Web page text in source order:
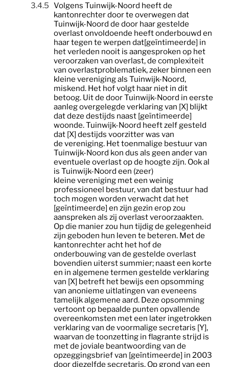
3.4.5 Volgens Tuinwijk-Noord heeft de
kantonrechter door te overwegen dat
Tuinwijk-Noord de door haar gestelde
overlast onvoldoende heeft onderbouwd en
haar tegen te werpen dat[geïntimeerde] in
het verleden nooit is aangesproken op het
veroorzaken van overlast, de complexiteit
van overlastproblematiek, zeker binnen een
kleine verenigingals Tuinwijk-Noord,
miskend. Het hof volgt haar niet in dit
betoog. Uit de door Tuinwijk-Noord in eerste
aanleg overgelegde verklaring van [X] blijkt
dat deze destijds naast [geïntimeerde]
woonde. Tuinwijk-Noord heeft zelf gesteld
dat [X] destijds voorzitter was van
de vereniging. Het toenmalige bestuur van
Tuinwijk-Noord kon dus als geen ander van
eventuele overlast op de hoogte zijn. Ook al
is Tuinwijk-Noord een (zeer)
kleine vereniging met een weinig
professioneel bestuur, van dat bestuur had
toch mogen worden verwacht dat het
[geïntimeerde] en zijn gezin erop zou
aanspreken als zij overlast veroorzaakten.
Op die manier zou hun tijdig de gelegenheid
zijn geboden hun leven te beteren. Met de
kantonrechter acht het hof de
onderbouwing van de gestelde overlast
bovendien uiterst summier; naast een korte
en in algemene termen gestelde verklaring
van [X] betreft het bewijs een opsomming
van anonieme uitlatingen van eveneens
tamelijk algemene aard. Deze opsomming
vertoont op bepaalde punten opvallende
overeenkomsten met een later ingetrokken
verklaring van de voormalige secretaris [Y],
waarvan de toonzetting in flagrante strijd is
met de joviale beantwoording van de
opzeggingsbrief van [geïntimeerde] in 2003
door diezelfde secretaris. Op grond van een